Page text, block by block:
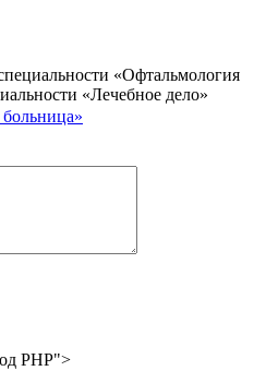
«Офтальмология
«Лечебное дело»
PHP">